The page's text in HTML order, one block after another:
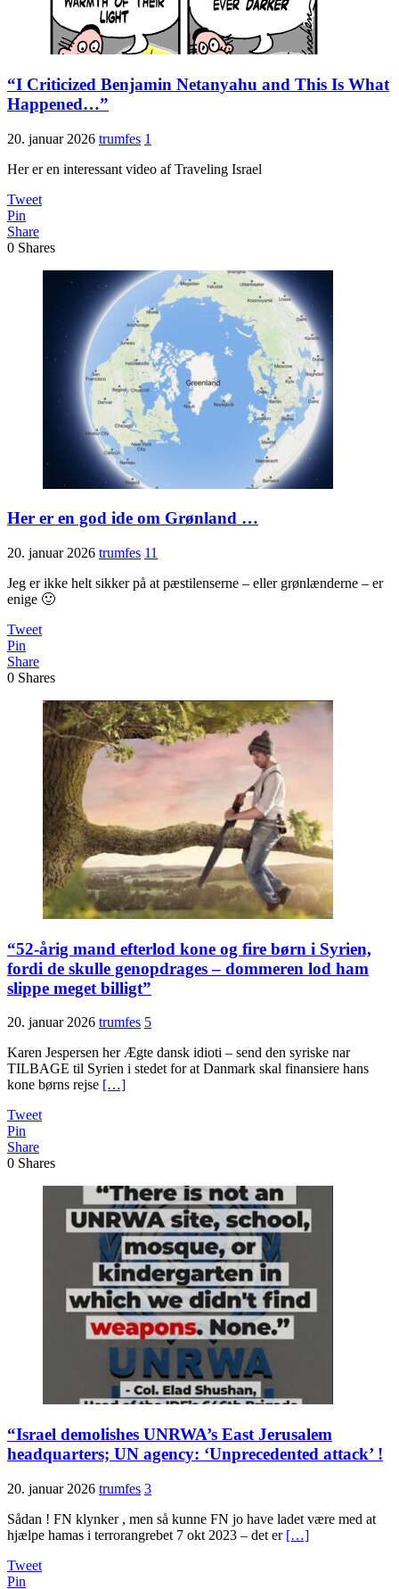
“I Criticized Benjamin Netanyahu and This Is What
Happened…”
20. januar 2026 trumfes 1
Her er en interessant video af Traveling Israel
Tweet
Pin
Share
0 Shares
Her er en god ide om Grønland …
20. januar 2026 trumfes 11
Jeg er ikke helt sikker på at pæstilenserne – eller grønlænderne – er
enige 🙂
Tweet
Pin
Share
0 Shares
“52-årig mand efterlod kone og fire børn i Syrien,
fordi de skulle genopdrages – dommeren lod ham
slippe meget billigt”
20. januar 2026 trumfes 5
Karen Jespersen her Ægte dansk idioti – send den syriske nar
TILBAGE til Syrien i stedet for at Danmark skal finansiere hans
kone børns rejse […]
Tweet
Pin
Share
0 Shares
“Israel demolishes UNRWA’s East Jerusalem
headquarters; UN agency: ‘Unprecedented attack’ !
20. januar 2026 trumfes 3
Sådan ! FN klynker , men så kunne FN jo have ladet være med at
hjælpe hamas i terrorangrebet 7 okt 2023 – det er […]
Tweet
Pin